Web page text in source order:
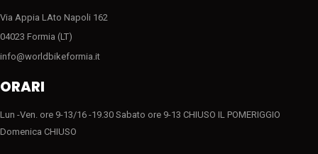
Via Appia LAto Napoli 162
04023 Formia (LT)
info@worldbikeformia.it
ORARI
Lun -Ven. ore 9-13/16 -19.30 Sabato ore 9-13 CHIUSO IL POMERIGGIO
Domenica CHIUSO